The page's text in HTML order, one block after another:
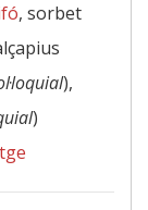
, sorbet
),
)